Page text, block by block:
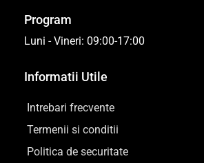
Program
Luni - Vineri: 09:00-17:00
Informatii Utile
Intrebari frecvente
Termenii si conditii
Politica de securitate